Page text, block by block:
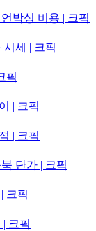
박싱 비용 | 크픽
세 | 크픽
픽
| 크픽
| 크픽
단가 | 크픽
크픽
크픽